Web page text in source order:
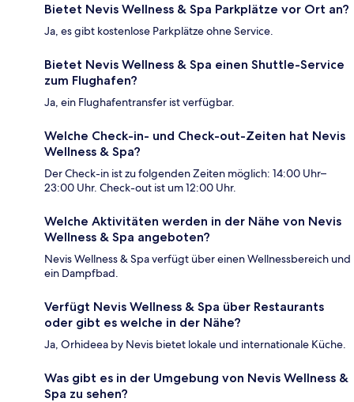
Bietet Nevis Wellness & Spa Parkplätze vor Ort an?
Ja, es gibt kostenlose Parkplätze ohne Service.
Bietet Nevis Wellness & Spa einen Shuttle-Service
zum Flughafen?
Ja, ein Flughafentransfer ist verfügbar.
Welche Check-in- und Check-out-Zeiten hat Nevis
Wellness & Spa?
Der Check-in ist zu folgenden Zeiten möglich: 14:00 Uhr–
23:00 Uhr. Check-out ist um 12:00 Uhr.
Welche Aktivitäten werden in der Nähe von Nevis
Wellness & Spa angeboten?
Nevis Wellness & Spa verfügt über einen Wellnessbereich und
ein Dampfbad.
Verfügt Nevis Wellness & Spa über Restaurants
oder gibt es welche in der Nähe?
Ja, Orhideea by Nevis bietet lokale und internationale Küche.
Was gibt es in der Umgebung von Nevis Wellness &
Spa zu sehen?